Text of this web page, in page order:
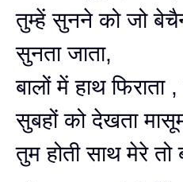
तुम्हें सुनने को जो
सुनता जाता,
बालों में हाथ फिराता
सुबहों को देखता
तुम होती साथ मेरे